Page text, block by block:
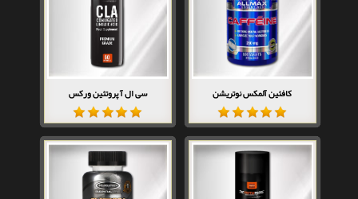
کافئین آلمکس نوتریشن سی ال آ پروتئین ورکس